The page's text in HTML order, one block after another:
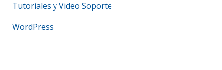
Tutoriales y Video Soporte
WordPress